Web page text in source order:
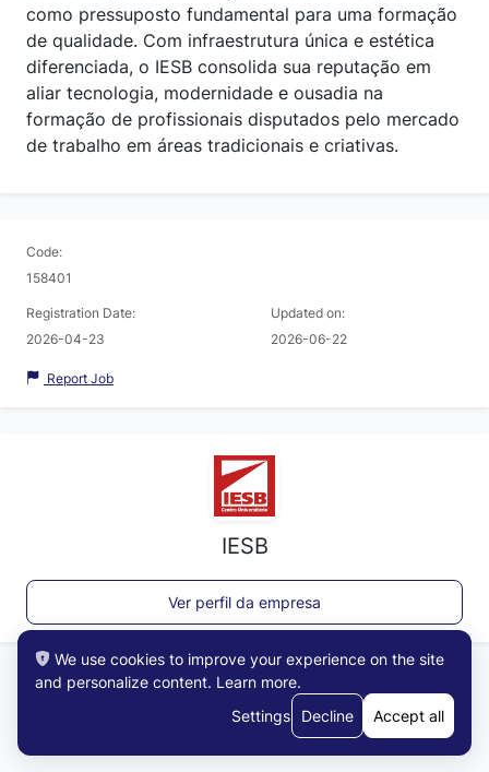
como pressuposto fundamental para uma formação
de qualidade. Com infraestrutura única e estética
diferenciada, o IESB consolida sua reputação em
aliar tecnologia, modernidade e ousadia na
formação de profissionais disputados pelo mercado
de trabalho em áreas tradicionais e criativas.
Code:
158401
Registration Date:
2026-04-23
Updated on:
2026-06-22
Report Job
IESB
Ver perfil da empresa
We use cookies to improve your experience on the site
and personalize content. Learn more.
Settings
Decline Accept all